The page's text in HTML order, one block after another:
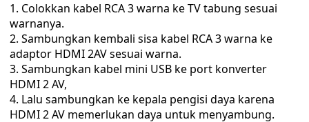
Colokkan kabel RCA 3 warna ke TV tabung sesuai
warnanya.
Sambungkan kembali sisa kabel RCA 3 warna ke
adaptor HDMI 2AV sesuai warna.
Sambungkan kabel mini USB ke port konverter
HDMI 2 AV,
Lalu sambungkan ke kepala pengisi daya karena
HDMI 2 AV memerlukan daya untuk menyambung.